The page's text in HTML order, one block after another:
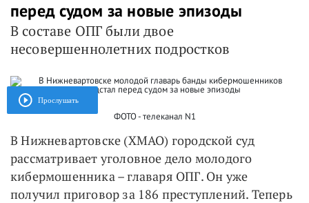
перед судом за новые эпизоды
В составе ОПГ были двое
несовершеннолетних подростков
Прослушать
ФОТО - телеканал N1
В Нижневартовске (ХМАО) городской суд
рассматривает уголовное дело молодого
кибермошенника – главаря ОПГ. Он уже
получил приговор за 186 преступлений. Теперь